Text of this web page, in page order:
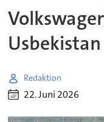
Usbekistan
Redaktion
22. Juni 2026